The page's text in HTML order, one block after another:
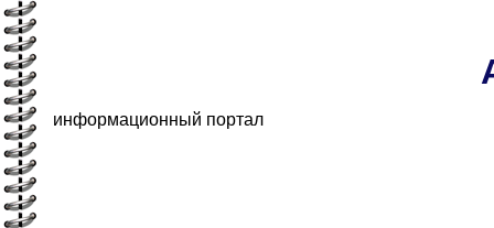
информационный портал